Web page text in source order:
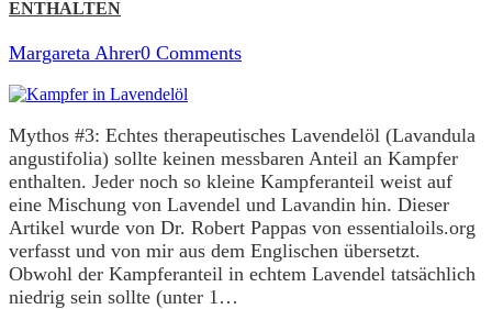
ENTHALTEN
Margareta Ahrer0 Comments
Mythos #3: Echtes therapeutisches Lavendelöl (Lavandula
angustifolia) sollte keinen messbaren Anteil an Kampfer
enthalten. Jeder noch so kleine Kampferanteil weist auf
eine Mischung von Lavendel und Lavandin hin. Dieser
Artikel wurde von Dr. Robert Pappas von essentialoils.org
verfasst und von mir aus dem Englischen übersetzt.
Obwohl der Kampferanteil in echtem Lavendel tatsächlich
niedrig sein sollte (unter 1…